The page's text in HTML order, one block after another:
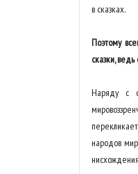
в сказках.
Поэтому
сказки,
Наряду с
народов